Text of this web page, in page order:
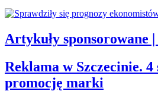
Artykuły sponsorowane |
Reklama w Szczecinie. 4
promocję marki